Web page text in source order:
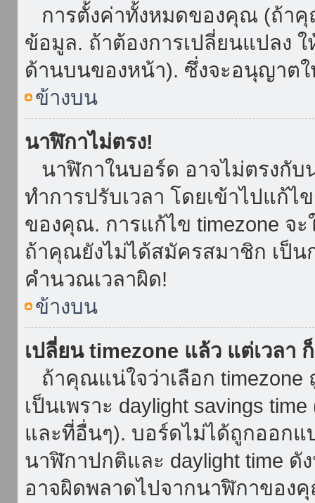
การตั้งค่าทั้งหมดของคุณ (ถ้าคุ
ข้อมูล. ถ้าต้องการเปลี่ยนแปลง
ด้านบนของหน้า). ซึ่งจะอนุญาต
ข้างบน
นาฬิกาไม่ตรง!
นาฬิกาในบอร์ด อาจไม่ตรงกั
ทำการปรับเวลา โดยเข้าไปแก้
ของคุณ. การแก้ไข timezone จ
ถ้าคุณยังไม่ได้สมัครสมาชิก เป็
คำนวณเวลาผิด!
ข้างบน
เปลี่ยน timezone แล้ว แต่เวลา
ถ้าคุณแน่ใจว่าเลือก timezone
เป็นเพราะ daylight savings
และที่อื่นๆ). บอร์ดไม่ได้ถูกออกแ
นาฬิกาปกติและ daylight time
อาจผิดพลาดไปจากนาฬิกาของ